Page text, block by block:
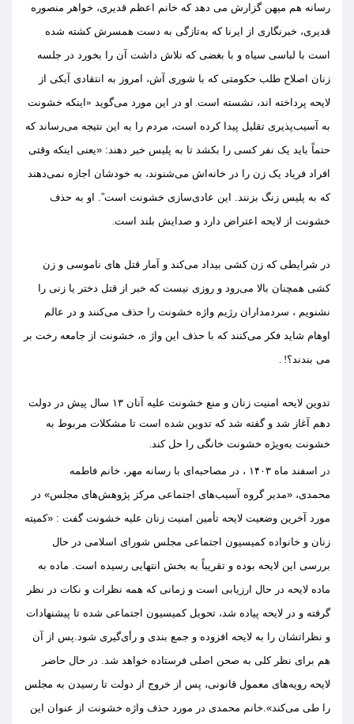
رسانه هم میهن گزارش می دهد که خانم اعظم قدیری، خواهر منصوره
قدیری، خبرنگاری از ایرنا که به‌تازگی به دست همسرش کشته شده
است با لباسی سیاه و با بغضی که تلاش داشت آن را بخورد در جلسه
زنان اصلاح طلب حکومتی که با شوری آش، امروز به انتقادی آبکی از
لایحه پرداخته اند، نشسته است او در این مورد می‌گوید «اینکه خشونت
به آسیب‌پذیری تقلیل پیدا کرده است، مردم را به این نتیجه می‌رساند که
حتماً باید یک نفر کسی را بکشد تا به پلیس خبر دهند : «یعنی اینکه وقتی
افراد فریاد یک زن را در خانه‌اش می‌شنوند، به خودشان اجازه نمی‌دهند
که به پلیس زنگ بزنند
این عادی‌سازی خشونت است” او به حذف
خشونت از لایحه اعتراض دارد و صدایش بلند است
در شرایطی که زن کشی بیداد می‌کند و آمار قتل های ناموسی و زن
کشی همچنان بالا می‌رود و روزی نیست که خبر از قتل دختر یا زنی را
نشنویم ، سردمداران رژیم واژه خشونت را حذف می‌کنند و در عالم
اوهام شاید فکر می‌کنند که با حذف این واژ ه، خشونت از جامعه رخت بر
می بندند ؟!
تدوین لایحه امنیت زنان و منع خشونت علیه آنان در دولت
دهم آغاز شد و گفته شد که تدوین شده است تا مشکلات مربوط به
خشونت به‌ویژه خشونت خانگی را حل کند
در اسفند ماه ۱۴۰۳ ، در مصاحبه‌ای با رسانه مهر ، خانم فاطمه
محمدی، «مدیر گروه آسیب‌های اجتماعی مرکز پژوهش‌های مجلس» در
مورد آخرین وضعیت لایحه تأمین امنیت زنان علیه خشونت گفت :
«کمیته
زنان و خانواده کمیسیون اجتماعی مجلس شورای اسلامی در حال
بررسی این لایحه بوده و تقریباً به بخش انتهایی رسیده است ماده به
ماده لایحه در حال ارزیابی است و زمانی که همه نظرات و نکات در نظر
گرفته و در لایحه پیاده شد، تحویل کمیسیون اجتماعی شده تا پیشنهادات
و نظراتشان را به لایحه افزوده و جمع بندی و رأی‌گیری شود پس از آن
هم برای نظر کلی به صحن اصلی فرستاده خواهد شد
در حال حاضر
لایحه رویه‌های معمول قانونی، پس از خروج از دولت تا رسیدن به مجلس
را طی می‌کند». خانم محمدی در مورد حذف واژه خشونت از عنوان این